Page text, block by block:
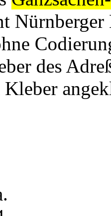
des
Kleber